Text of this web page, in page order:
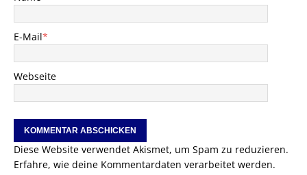
E-Mail*
Webseite
Diese Website verwendet Akismet, um Spam zu reduzieren.
Erfahre, wie deine Kommentardaten verarbeitet werden.